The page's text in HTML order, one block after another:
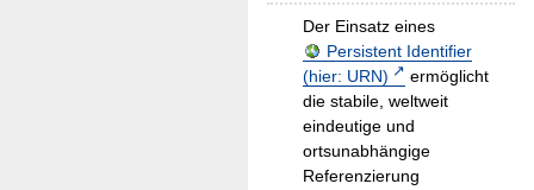
Der Einsatz eines
Persistent Identifier
(hier: URN)
ermöglicht
die stabile, weltweit
eindeutige und
ortsunabhängige
Referenzierung